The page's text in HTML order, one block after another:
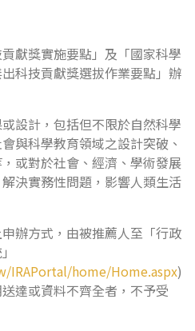
獻獎實施要點」及「國家科學
科技貢獻獎選拔作業要點」辦
設計，包括但不限於自然科學
與科學教育領域之設計突破、
或對於社會、經濟、學術發展
決實務性問題，影響人類生活
辦方式，由被推薦人至「行政
IRAPortal/home/Home.aspx)
達或資料不齊全者，不予受